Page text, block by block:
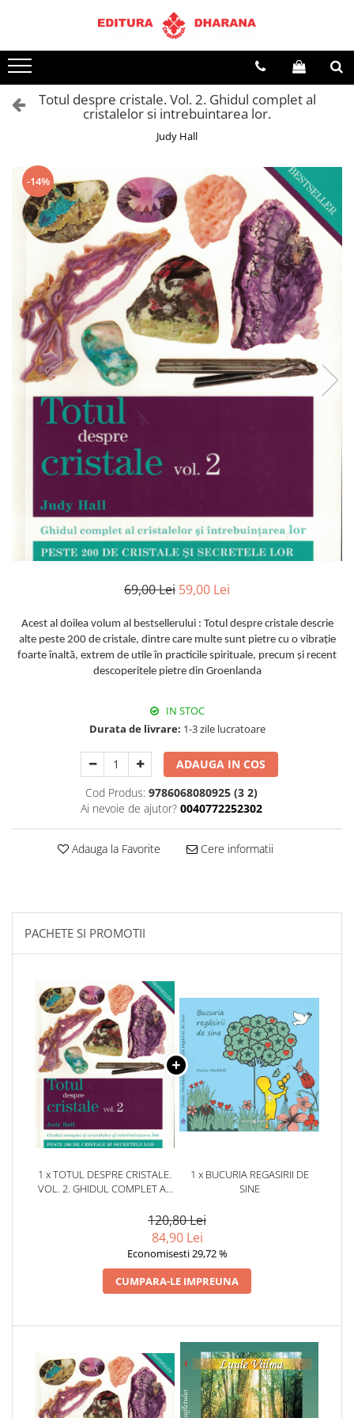
Toate Produsele
CARTI EDITURA DHARANA
OFERTE LA PACHET
Dietoterapie
Dezvoltare personala
Spiritualitate
Arta
AUDIOBOOK
Business, Economie
Carti pentru copii
Diverse
Filosofie
Istorie
Literatura
Psihologie
Sanatate
Stiinta
Totul despre cristale. Vol. 2. Ghidul complet al
cristalelor si intrebuintarea lor.
Judy Hall
-14%
69,00 Lei 59,00 Lei
Acest al doilea volum al bestsellerului : Totul despre cristale descrie
alte peste 200 de cristale, dintre care multe sunt pietre cu o vibraţie
foarte înaltă, extrem de utile în practicile spirituale, precum şi recent
descoperitele pietre din Groenlanda
IN STOC
Durata de livrare: 1-3 zile lucratoare
ADAUGA IN COS
Cod Produs: 9786068080925 (3 2)
Ai nevoie de ajutor? 0040772252302
Adauga la Favorite Cere informatii
PACHETE SI PROMOTII
1 x TOTUL DESPRE CRISTALE.
VOL. 2. GHIDUL COMPLET AL
INTREBUINTAREA LOR.
1 x BUCURIA REGASIRII DE
SINE
120,80 Lei
84,90 Lei
Economisesti 29,72 %
CUMPARA-LE IMPREUNA